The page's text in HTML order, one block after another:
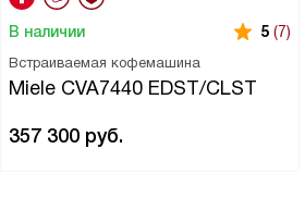
В наличии 5 (7)
Встраиваемая кофемашина
Miele CVA7440 EDST/CLST
357 300 руб.